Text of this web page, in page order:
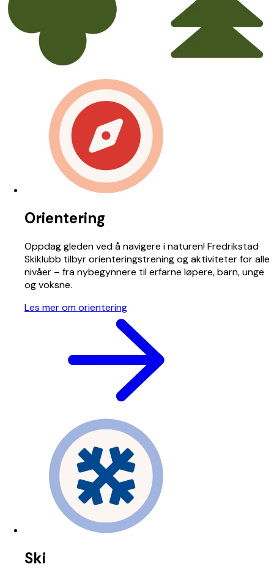
Orientering
Oppdag gleden ved å navigere i naturen! Fredrikstad
Skiklubb tilbyr orienteringstrening og aktiviteter for alle
nivåer – fra nybegynnere til erfarne løpere, barn, unge
og voksne.
Les mer om orientering
Ski